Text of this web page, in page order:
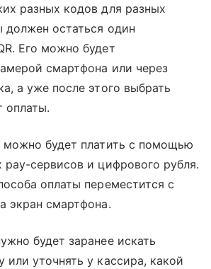
разных кодов для разных
должен остаться один
Его можно будет
смартфона или через
а уже после этого выбрать
оплаты.
можно будет платить с помощью
сервисов и цифрового рубля.
оплаты переместится с
экран смартфона.
будет заранее искать
или уточнять у кассира, какой